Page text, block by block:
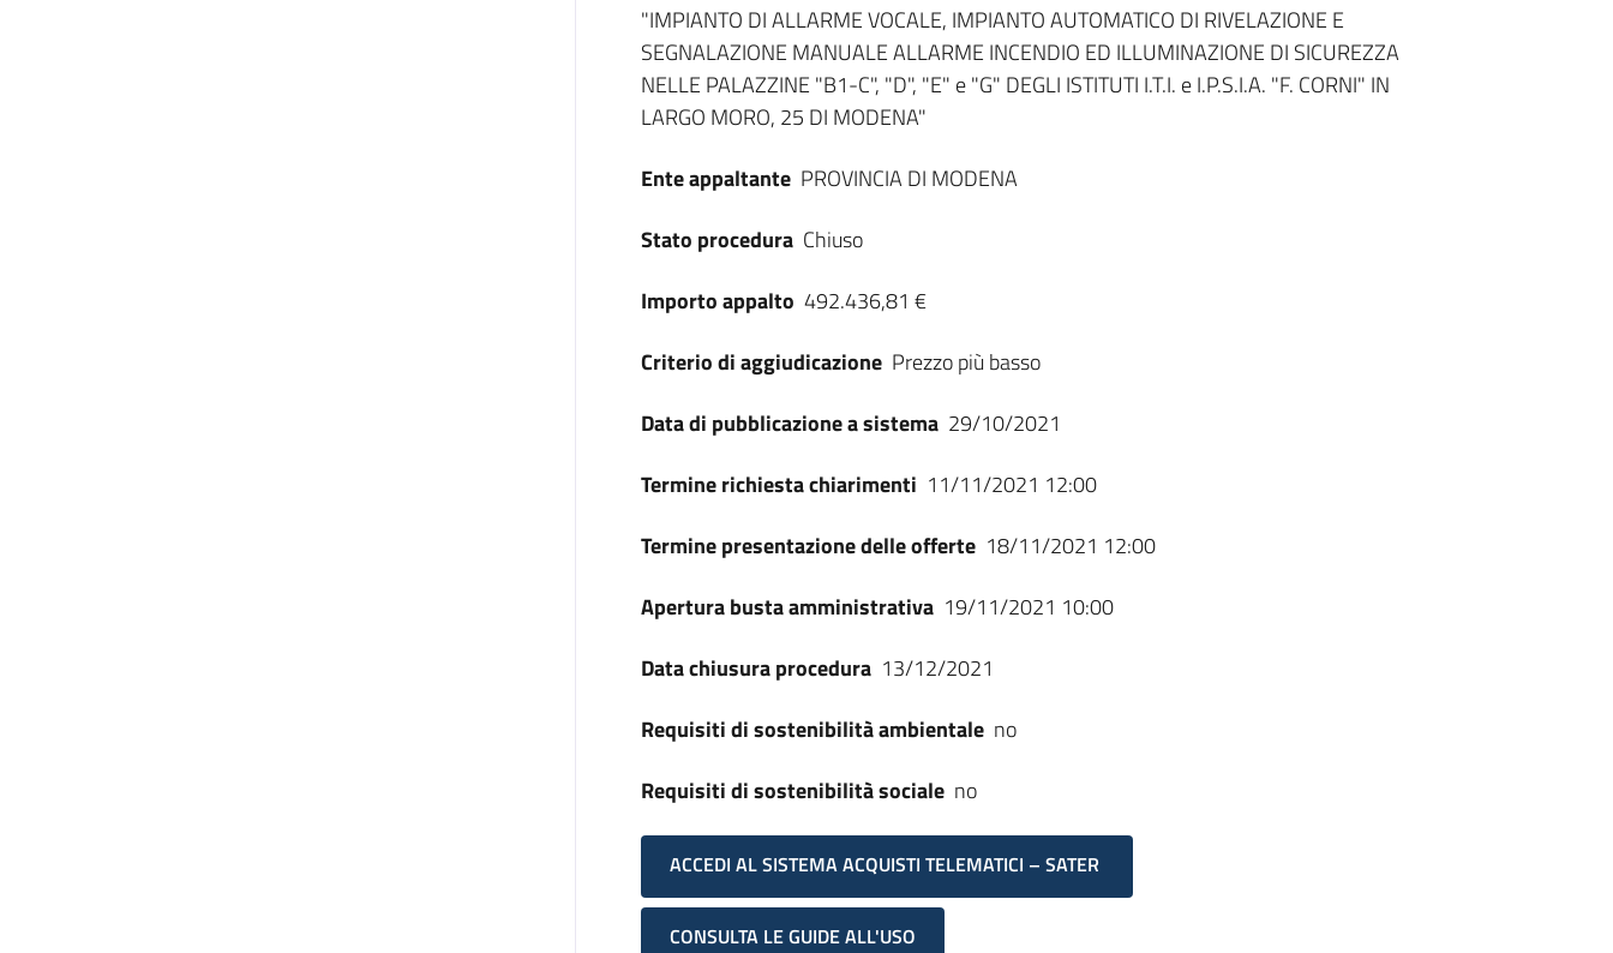
Dati del bando
"IMPIANTO DI ALLARME VOCALE, IMPIANTO AUTOMATICO DI RIVELAZIONE E
SEGNALAZIONE MANUALE ALLARME INCENDIO ED ILLUMINAZIONE DI SICUREZZA
NELLE PALAZZINE "B1-C", "D", "E" e "G" DEGLI ISTITUTI I.T.I. e I.P.S.I.A. "F. CORNI" IN
LARGO MORO, 25 DI MODENA"
Ente appaltante PROVINCIA DI MODENA
Stato procedura Chiuso
Importo appalto 492.436,81 €
Criterio di aggiudicazione Prezzo più basso
Data di pubblicazione a sistema 29/10/2021
Termine richiesta chiarimenti 11/11/2021 12:00
Termine presentazione delle offerte 18/11/2021 12:00
Apertura busta amministrativa 19/11/2021 10:00
Data chiusura procedura 13/12/2021
Requisiti di sostenibilità ambientale no
Requisiti di sostenibilità sociale no
ACCEDI AL SISTEMA ACQUISTI TELEMATICI – SATER
CONSULTA LE GUIDE ALL'USO